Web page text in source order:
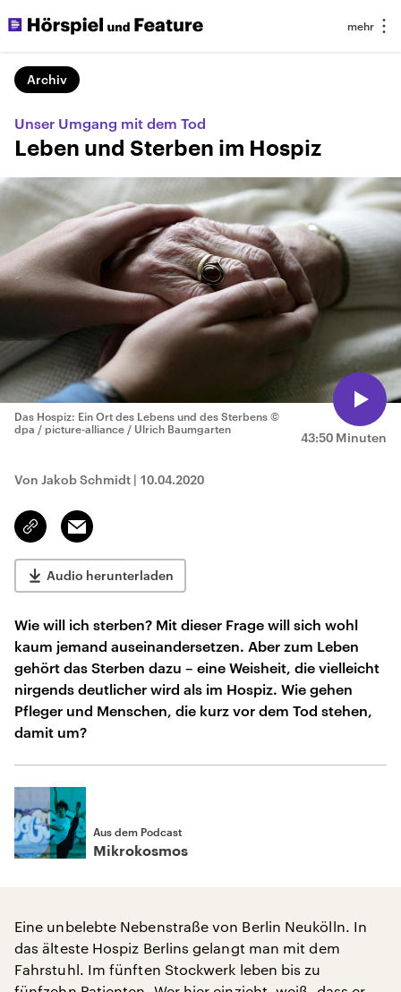
Archiv
Unser Umgang mit dem Tod
Leben und Sterben im Hospiz
43:50 Minuten
Das Hospiz: Ein Ort des Lebens und des Sterbens ©
dpa / picture-alliance / Ulrich Baumgarten
Von Jakob Schmidt | 10.04.2020
Link
kopieren/teilen
Email
Audio herunterladen
Wie will ich sterben? Mit dieser Frage will sich wohl
kaum jemand auseinandersetzen. Aber zum Leben
gehört das Sterben dazu – eine Weisheit, die vielleicht
nirgends deutlicher wird als im Hospiz. Wie gehen
Pfleger und Menschen, die kurz vor dem Tod stehen,
damit um?
Aus dem Podcast
Mikrokosmos
Eine unbelebte Nebenstraße von Berlin Neukölln. In
das älteste Hospiz Berlins gelangt man mit dem
Fahrstuhl. Im fünften Stockwerk leben bis zu